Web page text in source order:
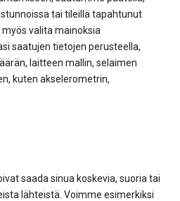
tai tileillä tapahtunut
valita mainoksia
saatujen tietojen perusteella,
laitteen mallin, selaimen
kuten akselerometrin,
saada sinua koskevia, suoria tai
lähteistä. Voimme esimerkiksi